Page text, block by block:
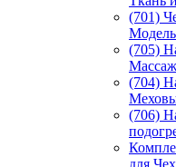
(701)
(705)
(704)
(706)
для